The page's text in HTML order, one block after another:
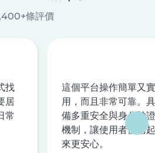
條評價
找
居
常
這個平台操作簡單又實
用，而且非常可靠。具
備多重安全與身分驗證
機制，讓使用者使用起
來更安心。